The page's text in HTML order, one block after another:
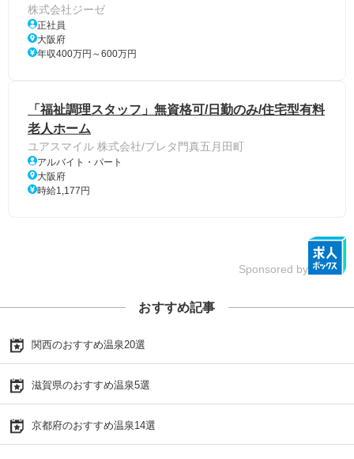
株式会社ジーゼ
正社員
大阪府
年収400万円～600万円
「福祉調理スタッフ」無資格可/日勤のみ/住宅型有料
老人ホーム
ユアスマイル 株式会社/プレタ門真五月田町
アルバイト・パート
大阪府
時給1,177円
Sponsored by
おすすめ記事
関西のおすすめ温泉20選
滋賀県のおすすめ温泉5選
京都府のおすすめ温泉14選